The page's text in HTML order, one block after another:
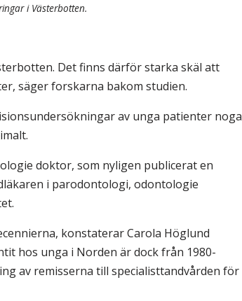
i Västerbotten.
Det finns därför starka skäl att
säger forskarna bakom studien.
av unga patienter noga
doktor, som nyligen publicerat en
i par­odontologi, odontologie
konstaterar Carola Höglund
hos unga i Norden är dock från 1980-
av remisserna till specialisttandvården för